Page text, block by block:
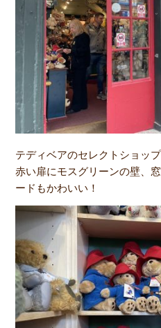
テディベアのセレクトショップ
赤い扉にモスグリーンの壁、
ードもかわいい！